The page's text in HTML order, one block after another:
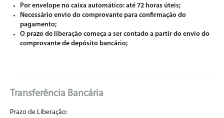
Por envelope no caixa automático: até 72 horas úteis;
Necessário envio do comprovante para confirmação do
pagamento;
O prazo de liberação começa a ser contado a partir do envio do
comprovante de depósito bancário;
Transferência Bancária
Prazo de Liberação: